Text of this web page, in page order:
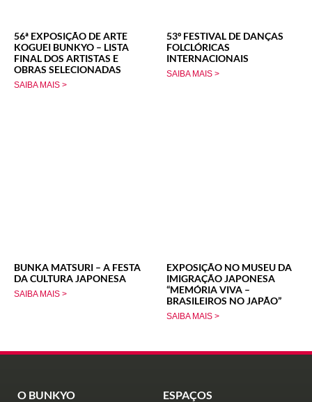
56ª EXPOSIÇÃO DE ARTE
KOGUEI BUNKYO – LISTA
FINAL DOS ARTISTAS E
OBRAS SELECIONADAS
SAIBA MAIS >
53º FESTIVAL DE DANÇAS
FOLCLÓRICAS
INTERNACIONAIS
SAIBA MAIS >
BUNKA MATSURI – A FESTA
DA CULTURA JAPONESA
SAIBA MAIS >
EXPOSIÇÃO NO MUSEU DA
IMIGRAÇÃO JAPONESA
“MEMÓRIA VIVA –
BRASILEIROS NO JAPÃO”
SAIBA MAIS >
O BUNKYO ESPAÇOS